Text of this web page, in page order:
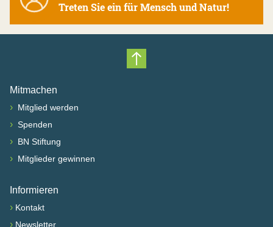
Treten Sie ein für Mensch und Natur!
Nach oben scrollen
Mitmachen
› Mitglied werden
› Spenden
› BN Stiftung
› Mitglieder gewinnen
Informieren
› Kontakt
› Newsletter